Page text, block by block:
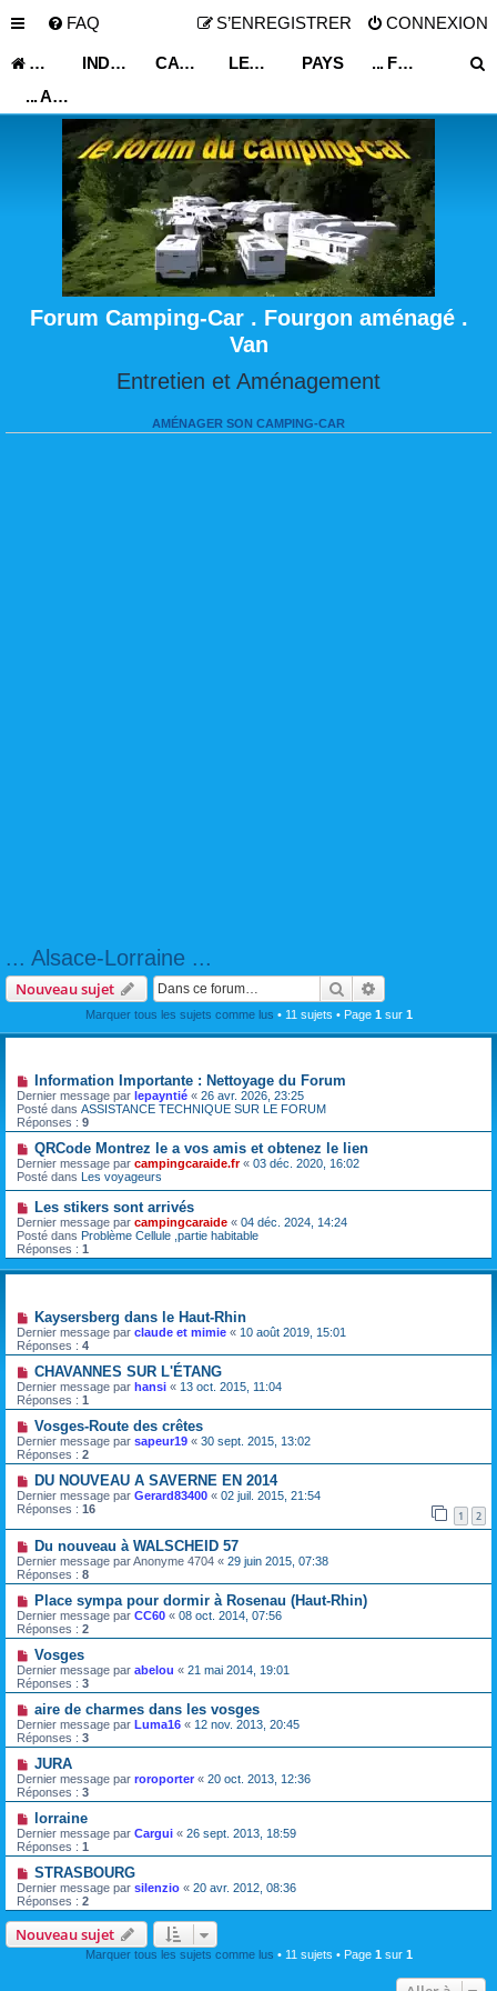
FAQ CONNEXION
S’ENREGISTRER
ACCUEIL INDEX DU FORUM CARNET DE VOYAGE LES ASTUCES ET CONSEILS DE VOYAGE PAYS
... FRANCE ...
... ALSACE-LORRAINE ...
Forum Camping-Car . Fourgon aménagé .
Van
Entretien et Aménagement
AMÉNAGER SON CAMPING-CAR
... Alsace-Lorraine ...
Nouveau sujet Rechercher
Marquer tous les sujets comme lus • 11 sujets • Page 1sur 1
Information Importante : Nettoyage du Forum
Dernier message par lepayntié « 26 avr. 2026, 23:25
Posté dans ASSISTANCE TECHNIQUE SUR LE FORUM
Réponses : 9
QRCode Montrez le a vos amis et obtenez le lien
Dernier message par campingcaraide.fr« 03 déc. 2020, 16:02
Posté dans Les voyageurs
Les stikers sont arrivés
Dernier message par campingcaraide « 04 déc. 2024, 14:24
Posté dans Problème Cellule ,partie habitable
Réponses : 1
Kaysersberg dans le Haut-Rhin
Dernier message par claude et mimie « 10 août 2019, 15:01
Réponses : 4
CHAVANNES SUR L'ÉTANG
Dernier message par hansi « 13 oct. 2015, 11:04
Réponses : 1
Vosges-Route des crêtes
Dernier message par sapeur19 « 30 sept. 2015, 13:02
Réponses : 2
DU NOUVEAU A SAVERNE EN 2014
Dernier message par Gerard83400 « 02 juil. 2015, 21:54
Réponses : 16 1 2
Du nouveau à WALSCHEID 57
Dernier message parAnonyme 4704 « 29 juin 2015, 07:38
Réponses : 8
Place sympa pour dormir à Rosenau (Haut-Rhin)
Dernier message par CC60 « 08 oct. 2014, 07:56
Réponses : 2
Vosges
Dernier message par abelou « 21 mai 2014, 19:01
Réponses : 3
aire de charmes dans les vosges
Dernier message par Luma16 « 12 nov. 2013, 20:45
Réponses : 3
JURA
Dernier message par roroporter « 20 oct. 2013, 12:36
Réponses : 3
lorraine
Dernier message par Cargui « 26 sept. 2013, 18:59
Réponses : 1
STRASBOURG
Dernier message par silenzio « 20 avr. 2012, 08:36
Réponses : 2
Nouveau sujet
Marquer tous les sujets comme lus • 11 sujets • Page 1sur 1